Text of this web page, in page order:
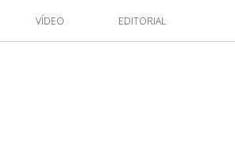
VÍDEO EDITORIAL